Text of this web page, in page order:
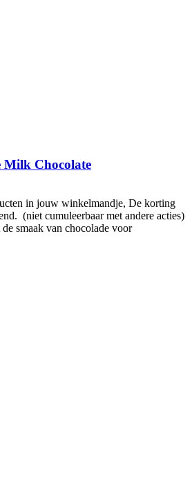
Milk Chocolate
in jouw winkelmandje, De korting
(niet cumuleerbaar met andere acties)
smaak van chocolade voor